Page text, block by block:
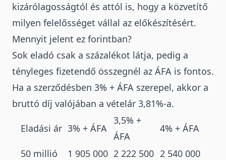
kizárólagosságtól és attól is, hogy a közvetítő
milyen felelősséget vállal az előkészítésért.
Mennyit jelent ez forintban?
Sok eladó csak a százalékot látja, pedig a
tényleges fizetendő összegnél az ÁFA is fontos.
Ha a szerződésben 3% + ÁFA szerepel, akkor a
bruttó díj valójában a vételár 3,81%-a.
Eladási ár 3% + ÁFA
3,5% +
ÁFA
4% + ÁFA
50 millió
1 905 000 2 222 500 2 540 000